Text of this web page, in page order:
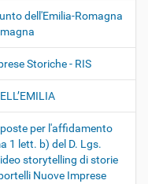
dell'Emilia-Romagna
Storiche - RIS
per l'affidamento
1 lett. b) del D. Lgs.
storytelling di storie
Nuove Imprese